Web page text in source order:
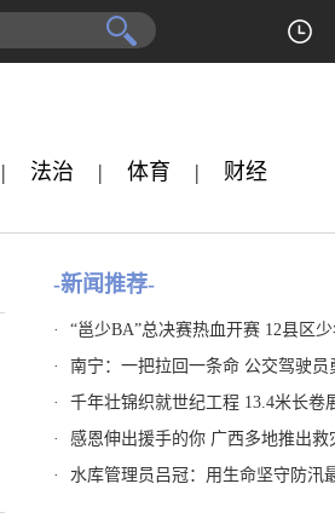
| 法治 | 体育 | 财经
-新闻推荐-
·
“邕少BA”总决赛热血开赛 12县区
·
南宁：一把拉回一条命 公交驾驶员
·
千年壮锦织就世纪工程 13.4米长卷
·
感恩伸出援手的你 广西多地推出救灾
·
水库管理员吕冠：用生命坚守防汛